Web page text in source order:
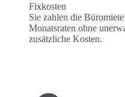
Fixkosten
Sie zahlen die
Monatsraten ohne
zusätzliche Kosten.